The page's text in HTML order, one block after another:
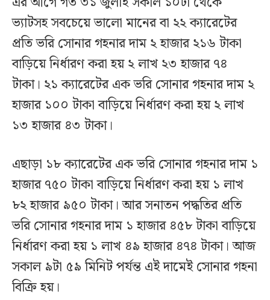
ভ্যাটসহ সবচেয়ে ভালো মানের বা ২২ ক্যারেটের
প্রতি ভরি সোনার গহনার দাম ২ হাজার ২১৬ টাকা
বাড়িয়ে নির্ধারণ করা হয় ২ লাখ ২৩ হাজার ৭৪
টাকা। ২১ ক্যারেটের এক ভরি সোনার গহনার দাম ২
হাজার ১০০ টাকা বাড়িয়ে নির্ধারণ করা হয় ২ লাখ
১৩ হাজার ৪৩ টাকা।
এছাড়া ১৮ ক্যারেটের এক ভরি সোনার গহনার দাম ১
হাজার ৭৫০ টাকা বাড়িয়ে নির্ধারণ করা হয় ১ লাখ
৮২ হাজার ৯৫০ টাকা। আর সনাতন পদ্ধতির প্রতি
ভরি সোনার গহনার দাম ১ হাজার ৪৫৮ টাকা বাড়িয়ে
নির্ধারণ করা হয় ১ লাখ ৪৯ হাজার ৪৭৪ টাকা। আজ
সকাল ৯টা ৫৯ মিনিট পর্যন্ত এই দামেই সোনার গহনা
বিক্রি হয়।